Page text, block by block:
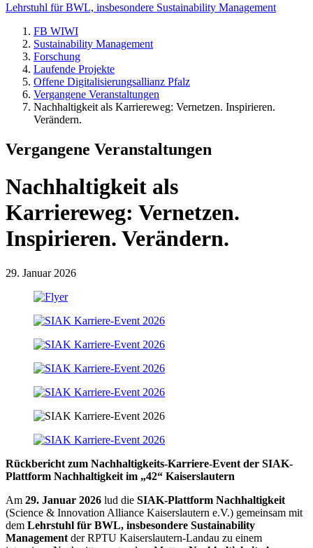
Lehrstuhl für BWL, insbesondere Sustainability Management
FB WIWI
Sustainability Management
Forschung
Laufende Projekte
Offene Digitalisierungsallianz Pfalz
Vergangene Veranstaltungen
Nachhaltigkeit als Karriereweg: Vernetzen. Inspirieren.
Verändern.
Vergangene Veranstaltungen
Nachhaltigkeit als
Karriereweg: Vernetzen.
Inspirieren. Verändern.
29. Januar 2026
Rückbericht zum Nachhaltigkeits-Karriere-Event der SIAK-
Plattform Nachhaltigkeit im „42“ Kaiserslautern
Am 29. Januar 2026 lud die SIAK-Plattform Nachhaltigkeit
(Science & Innovation Alliance Kaiserslautern e.V.) gemeinsam mit
dem Lehrstuhl für BWL, insbesondere Sustainability
Management der RPTU Kaiserslautern-Landau zu einem